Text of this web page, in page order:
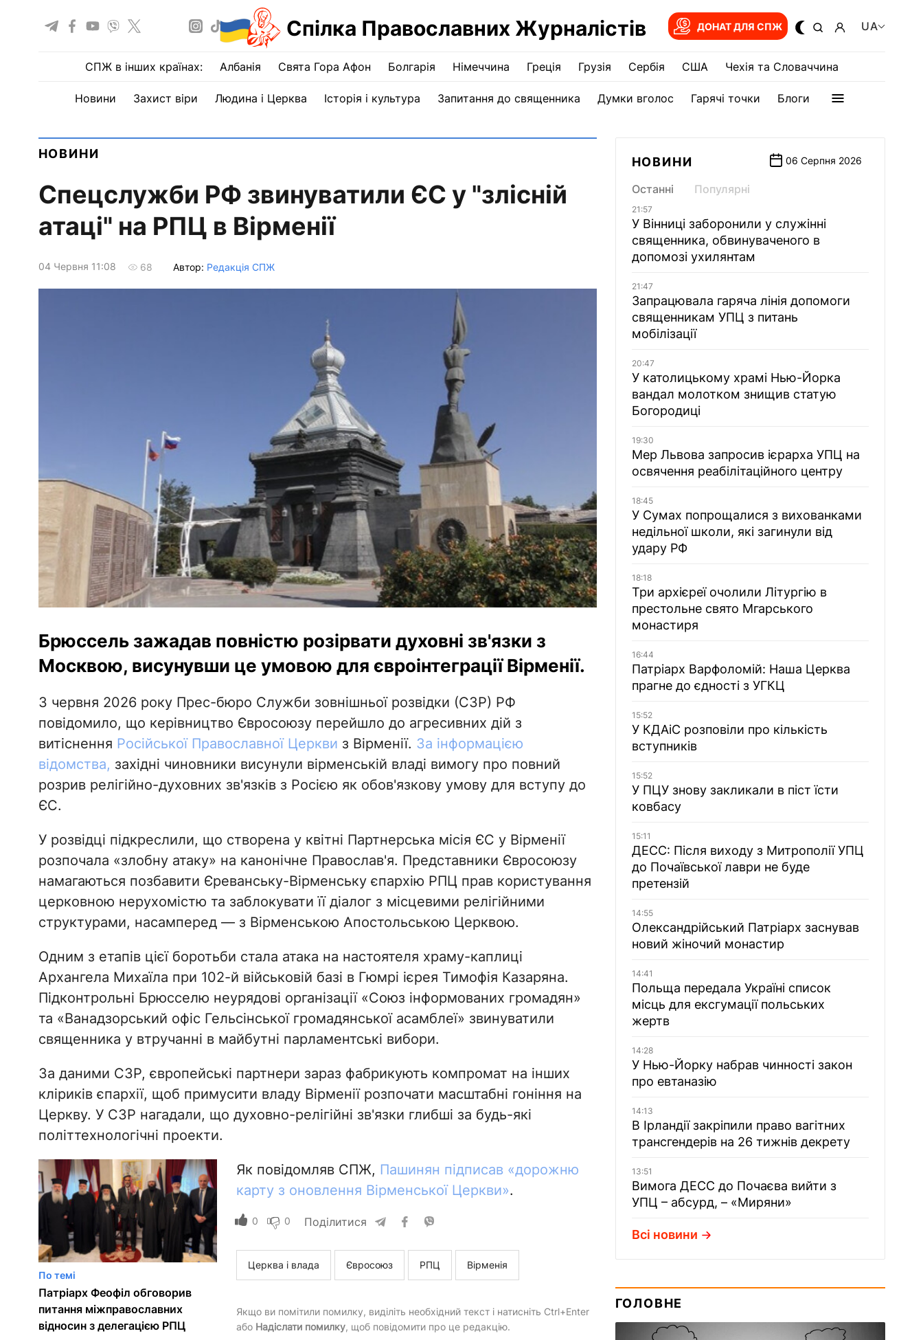
Спілка Православних Журналістів ДОНАТ ДЛЯ СПЖ UA
СПЖ в інших країнах: Албанія Свята Гора Афон Болгарія Німеччина Греція Грузія Сербія США Чехія та Словаччина
Новини Захист віри Людина і Церква Історія і культура Запитання до священника Думки вголос Гарячі точки Блоги
НОВИНИ
Спецслужби РФ звинуватили ЄС у "злісній
атаці" на РПЦ в Вірменії
04 Червня 11:08 68 Автор: Редакція СПЖ
Брюссель зажадав повністю розірвати духовні зв'язки з
Москвою, висунувши це умовою для євроінтеграції Вірменії.
3 червня 2026 року Прес-бюро Служби зовнішньої розвідки (СЗР) РФ
повідомило, що керівництво Євросоюзу перейшло до агресивних дій з
витіснення Російської Православної Церкви з Вірменії. За інформацією
відомства, західні чиновники висунули вірменській владі вимогу про повний
розрив релігійно-духовних зв'язків з Росією як обов'язкову умову для вступу до
ЄС.
У розвідці підкреслили, що створена у квітні Партнерська місія ЄС у Вірменії
розпочала «злобну атаку» на канонічне Православ'я. Представники Євросоюзу
намагаються позбавити Єреванську-Вірменську єпархію РПЦ прав користування
церковною нерухомістю та заблокувати її діалог з місцевими релігійними
структурами, насамперед — з Вірменською Апостольською Церквою.
Одним з етапів цієї боротьби стала атака на настоятеля храму-каплиці
Архангела Михаїла при 102-й військовій базі в Гюмрі ієрея Тимофія Казаряна.
Підконтрольні Брюсселю неурядові організації «Союз інформованих громадян»
та «Ванадзорський офіс Гельсінської громадянської асамблеї» звинуватили
священника у втручанні в майбутні парламентські вибори.
За даними СЗР, європейські партнери зараз фабрикують компромат на інших
кліриків єпархії, щоб примусити владу Вірменії розпочати масштабні гоніння на
Церкву. У СЗР нагадали, що духовно-релігійні зв'язки глибші за будь-які
політтехнологічні проекти.
По темі
Патріарх Феофіл обговорив
питання міжправославних
відносин з делегацією РПЦ
Як повідомляв СПЖ, Пашинян підписав «дорожню
карту з оновлення Вірменської Церкви».
0 0 Поділитися
Церква і влада Євросоюз РПЦ Вірменія
Якщо ви помітили помилку, виділіть необхідний текст і натисніть Ctrl+Enter
або Надіслати помилку, щоб повідомити про це редакцію.
НОВИНИ 06 Серпня 2026
Останні Популярні
21:57
У Вінниці заборонили у служінні
священника, обвинуваченого в
допомозі ухилянтам
21:47
Запрацювала гаряча лінія допомоги
священникам УПЦ з питань
мобілізації
20:47
У католицькому храмі Нью-Йорка
вандал молотком знищив статую
Богородиці
19:30
Мер Львова запросив ієрарха УПЦ на
освячення реабілітаційного центру
18:45
У Сумах попрощалися з вихованками
недільної школи, які загинули від
удару РФ
18:18
Три архієреї очолили Літургію в
престольне свято Мгарського
монастиря
16:44
Патріарх Варфоломій: Наша Церква
прагне до єдності з УГКЦ
15:52
У КДАіС розповіли про кількість
вступників
15:52
У ПЦУ знову закликали в піст їсти
ковбасу
15:11
ДЕСС: Після виходу з Митрополії УПЦ
до Почаївської лаври не буде
претензій
14:55
Олександрійський Патріарх заснував
новий жіночий монастир
14:41
Польща передала Україні список
місць для ексгумації польських
жертв
14:28
У Нью-Йорку набрав чинності закон
про евтаназію
14:13
В Ірландії закріпили право вагітних
трансгендерів на 26 тижнів декрету
13:51
Вимога ДЕСС до Почаєва вийти з
УПЦ – абсурд, – «Миряни»
Всі новини
ГОЛОВНЕ